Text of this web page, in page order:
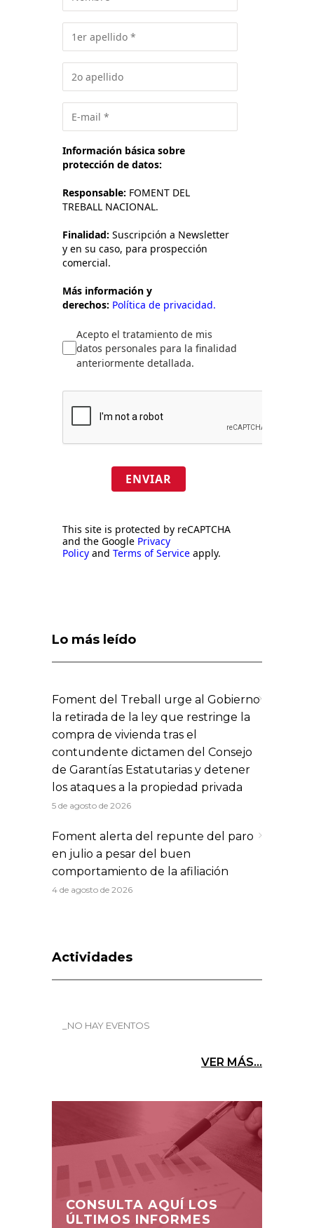
Información básica sobre
protección de datos:
Responsable: FOMENT DEL
TREBALL NACIONAL.
Finalidad: Suscripción a Newsletter
y en su caso, para prospección
comercial.
Más información y
derechos: Política de privacidad.
Acepto el tratamiento de mis
datos personales para la finalidad
anteriormente detallada.
ENVIAR
This site is protected by reCAPTCHA
and the Google Privacy
Policy and Terms of Service apply.
Lo más leído
Foment del Treball urge al Gobierno
la retirada de la ley que restringe la
compra de vivienda tras el
contundente dictamen del Consejo
de Garantías Estatutarias y detener
los ataques a la propiedad privada
5 de agosto de 2026
Foment alerta del repunte del paro
en julio a pesar del buen
comportamiento de la afiliación
4 de agosto de 2026
Actividades
_NO HAY EVENTOS
VER MÁS...
CONSULTA AQUÍ LOS
ÚLTIMOS INFORMES